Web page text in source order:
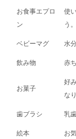
お食事エプロ
ン
使
う。
ベビーマグ
水
飲み物
赤
お菓子
好
な
歯ブラシ
乳
絵本
お